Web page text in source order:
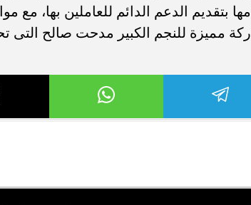
بتقديم الدعم الدائم للعاملين بها، مع
مميزة للنجم الكبير مدحت صالح التى